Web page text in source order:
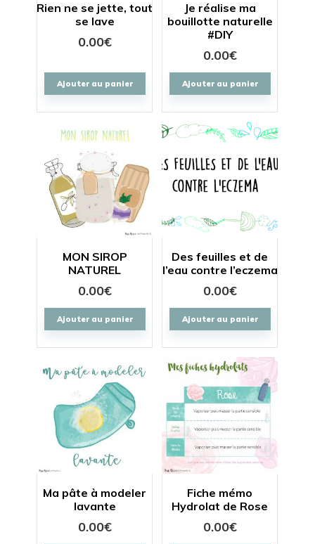
Rien ne se jette, tout
se lave
0.00€
Ajouter au panier
Je réalise ma
bouillotte naturelle
#DIY
0.00€
Ajouter au panier
MON SIROP
NATUREL
0.00€
Ajouter au panier
Des feuilles et de
l’eau contre l’eczema
0.00€
Ajouter au panier
Ma pâte à modeler
lavante
0.00€
Fiche mémo
Hydrolat de Rose
0.00€